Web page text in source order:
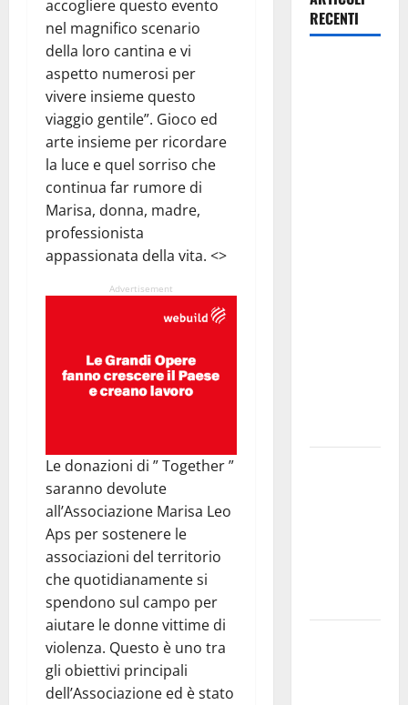
accogliere questo evento
nel magnifico scenario
della loro cantina e vi
aspetto numerosi per
vivere insieme questo
viaggio gentile”. Gioco ed
arte insieme per ricordare
la luce e quel sorriso che
continua far rumore di
Marisa, donna, madre,
professionista
appassionata della vita. <>
Advertisement
Le donazioni di ” Together ”
saranno devolute
all’Associazione Marisa Leo
Aps per sostenere le
associazioni del territorio
che quotidianamente si
spendono sul campo per
aiutare le donne vittime di
violenza. Questo è uno tra
gli obiettivi principali
dell’Associazione ed è stato
RECENTI